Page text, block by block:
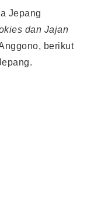
Jepang
dan Jajan
berikut